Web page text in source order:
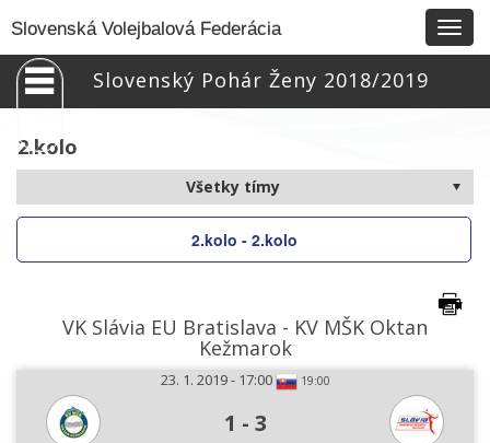
Slovenská Volejbalová Federácia
Slovenský Pohár Ženy 2018/2019
2.kolo
2.kolo - 2.kolo
VK Slávia EU Bratislava - KV MŠK Oktan
Kežmarok
23. 1. 2019 - 17:00 19:00
1 - 3